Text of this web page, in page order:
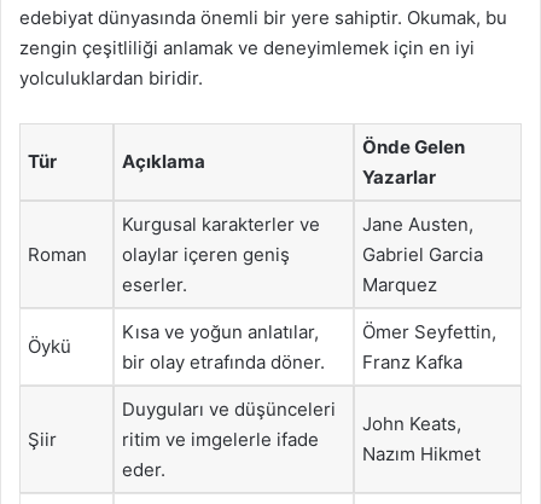
edebiyat dünyasında önemli bir yere sahiptir. Okumak, bu
zengin çeşitliliği anlamak ve deneyimlemek için en iyi
yolculuklardan biridir.
Tür Açıklama
Önde Gelen
Yazarlar
Roman
Kurgusal karakterler ve
olaylar içeren geniş
eserler.
Jane Austen,
Gabriel Garcia
Marquez
Öykü
Kısa ve yoğun anlatılar,
bir olay etrafında döner.
Ömer Seyfettin,
Franz Kafka
Şiir
Duyguları ve düşünceleri
ritim ve imgelerle ifade
eder.
John Keats,
Nazım Hikmet